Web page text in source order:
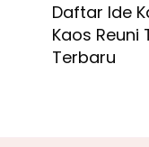
Daftar Ide
Kaos Reuni
Terbaru